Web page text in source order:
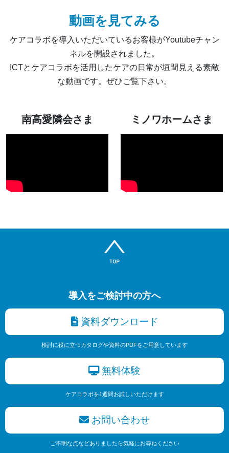
動画を見てみる
ケアコラボを導入いただいているお客様がYoutubeチャン
ネルを開設されました。
ICTとケアコラボを活用したケアの日常が垣間見える素敵
な動画です。ぜひご覧下さい。
南高愛隣会さま ミノワホームさま
導入をご検討中の方へ
資料ダウンロード
検討に役に立つカタログや資料のPDFをご用意しています
無料体験
ケアコラボを1週間お試しいただけます
お問い合わせ
ご不明な点などありましたら気軽にお尋ねください